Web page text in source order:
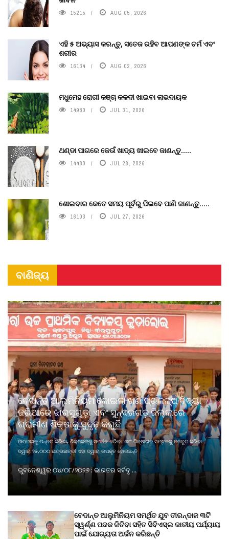
15215 AUG 05, 2026
ଏହି ୫ ଅଭ୍ୟାସ କରନ୍ତୁ, ସତେଜ ରହିବ ଆପଣଙ୍କ ଚର୍ମ ଏବଂ
ଶରୀର
16134 AUG 02, 2026
ମଧୁମେହ ରୋଗୀ କଞ୍ଚା କଳଦୀ ଖାଇବା ଲାଭଦାୟକ
14980 JUL 31, 2026
ଥଣ୍ଡା ପାଗରେ କେଉଁ ଖାଦ୍ୟ ଖାଇବେ ଜାଣନ୍ତୁ.....
14480 JUL 28, 2026
ଶୋଇବାର କେତେ ସମୟ ପୂର୍ବରୁ ପିଇବେ ପାଣି ଜାଣନ୍ତୁ.....
16103 JUL 27, 2026
ବାଣିଜ୍ୟ
ବେଦାନ୍ତ ଆଲୁମିନିୟମ କୋଇଲା ଖଣି ପ୍ରକଳ୍ପ ବିଦ୍ୟା
ଜରିଆରେ ଝାରସୁଗୁଡ଼ା ଏବଂ ସୁନ୍ଦରଗଡ଼ ଜିଲ୍ଲାରେ
ଗ୍ରାମୀଣ ଶିକ୍ଷାକୁ ସୁଦୃଢ଼ କରୁଛି
ପାଠପଢାକୁ ଉନ୍ନତ କରିବା, ଶିକ୍ଷକଙ୍କୁ ସମର୍ଥନ କରିବା ଏବଂ ଶିକ୍ଷାଗତ ସମ୍ବଳକୁ ମଜବୁତ କରିବା
ଦ୍ୱାରା ୨୫,୦୦୦ ଛାତ୍ରଛାତ୍ରୀ ଏହା ଦ୍ୱାରା ଉପକୃତ ହୋଇଛନ୍ତି
ଭୁବନେଶ୍ୱର ୦୪/୦୮/୨୦୨୬ : ଭାରତର ସର୍ବବୃ ...
ବେଦାନ୍ତ ଆଲୁମିନିୟମ ସମର୍ଥିତ ଯୁବ ତୀରନ୍ଦାଜ ୩ଟି
ସ୍ୱର୍ଣ୍ଣ ପଦକ ଜିତିବା ସହିତ ସିବିଏସ୍ଇ ଜାତୀୟ ପର୍ଯ୍ୟାୟ
ପାଇଁ ଯୋଗ୍ୟତା ଅର୍ଜନ କରିଛନ୍ତି